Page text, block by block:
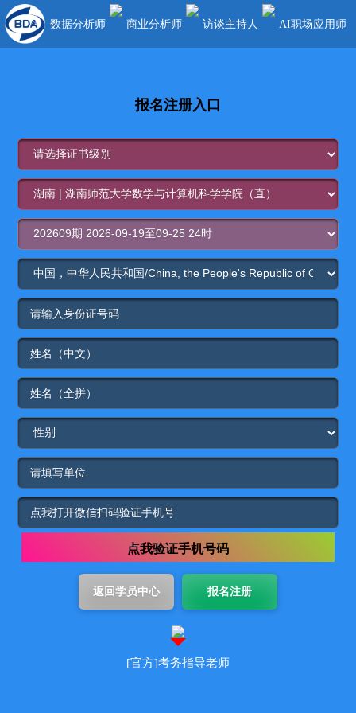
数据分析师 商业分析师 访谈主持人 AI职场应用师
报名注册入口
点我验证手机号码
[官方]考务指导老师